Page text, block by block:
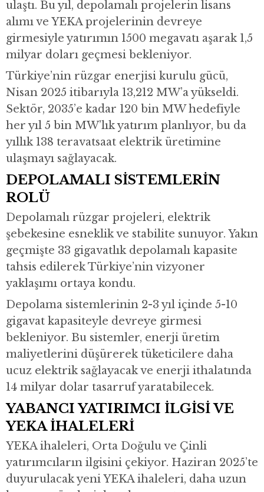
ulaştı. Bu yıl, depolamalı projelerin lisans
alımı ve YEKA projelerinin devreye
girmesiyle yatırımın 1500 megavatı aşarak 1,5
milyar doları geçmesi bekleniyor.
Türkiye’nin rüzgar enerjisi kurulu gücü,
Nisan 2025 itibarıyla 13,212 MW’a yükseldi.
Sektör, 2035’e kadar 120 bin MW hedefiyle
her yıl 5 bin MW’lık yatırım planlıyor, bu da
yıllık 138 teravatsaat elektrik üretimine
ulaşmayı sağlayacak.
DEPOLAMALI SİSTEMLERİN
ROLÜ
Depolamalı rüzgar projeleri, elektrik
şebekesine esneklik ve stabilite sunuyor. Yakın
geçmişte 33 gigavatlık depolamalı kapasite
tahsis edilerek Türkiye’nin vizyoner
yaklaşımı ortaya kondu.
Depolama sistemlerinin 2-3 yıl içinde 5-10
gigavat kapasiteyle devreye girmesi
bekleniyor. Bu sistemler, enerji üretim
maliyetlerini düşürerek tüketicilere daha
ucuz elektrik sağlayacak ve enerji ithalatında
14 milyar dolar tasarruf yaratabilecek.
YABANCI YATIRIMCI İLGİSİ VE
YEKA İHALELERİ
YEKA ihaleleri, Orta Doğulu ve Çinli
yatırımcıların ilgisini çekiyor. Haziran 2025’te
duyurulacak yeni YEKA ihaleleri, daha uzun